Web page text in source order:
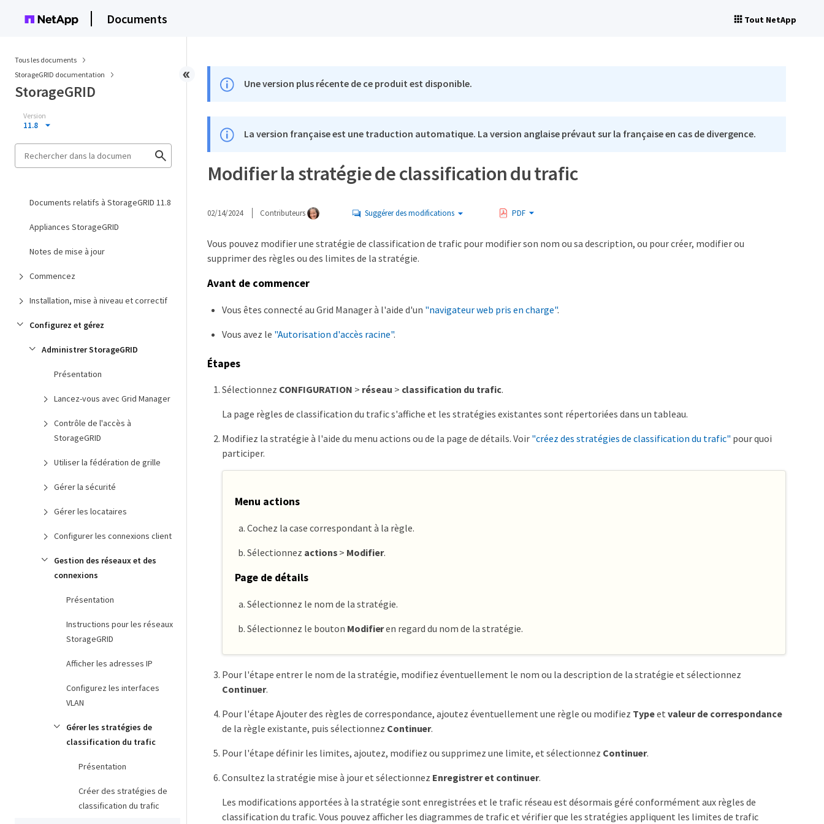
Documents Tout NetApp
Tous les documents
StorageGRID documentation
StorageGRID
Version
11.8
Documents relatifs à StorageGRID 11.8
Appliances StorageGRID
Notes de mise à jour
Commencez
Installation, mise à niveau et correctif
Configurez et gérez
Administrer StorageGRID
Présentation
Lancez-vous avec Grid Manager
Contrôle de l'accès à
StorageGRID
Utiliser la fédération de grille
Gérer la sécurité
Gérer les locataires
Configurer les connexions client
Gestion des réseaux et des
connexions
Présentation
Instructions pour les réseaux
StorageGRID
Afficher les adresses IP
Configurez les interfaces
VLAN
Gérer les stratégies de
classification du trafic
Présentation
Créer des stratégies de
classification du trafic
Une version plus récente de ce produit est disponible.
La version française est une traduction automatique. La version anglaise prévaut sur la française en cas de divergence.
Modifier la stratégie de classification du trafic
02/14/2024 Contributeurs Suggérer des modifications PDF
Vous pouvez modifier une stratégie de classification de trafic pour modifier son nom ou sa description, ou pour créer, modifier ou
supprimer des règles ou des limites de la stratégie.
Avant de commencer
Vous êtes connecté au Grid Manager à l'aide d'un "navigateur web pris en charge".
Vous avez le "Autorisation d'accès racine".
Étapes
Sélectionnez CONFIGURATION > réseau > classification du trafic.
La page règles de classification du trafic s'affiche et les stratégies existantes sont répertoriées dans un tableau.
Modifiez la stratégie à l'aide du menu actions ou de la page de détails. Voir "créez des stratégies de classification du trafic" pour quoi
participer.
Menu actions
Cochez la case correspondant à la règle.
Sélectionnez actions > Modifier.
Page de détails
Sélectionnez le nom de la stratégie.
Sélectionnez le bouton Modifieren regard du nom de la stratégie.
Pour l'étape entrer le nom de la stratégie, modifiez éventuellement le nom ou la description de la stratégie et sélectionnez
Continuer.
Pour l'étape Ajouter des règles de correspondance, ajoutez éventuellement une règle ou modifiez Typeet valeur de correspondance
de la règle existante, puis sélectionnez Continuer.
Pour l'étape définir les limites, ajoutez, modifiez ou supprimez une limite, et sélectionnez Continuer.
Consultez la stratégie mise à jour et sélectionnez Enregistrer et continuer.
Les modifications apportées à la stratégie sont enregistrées et le trafic réseau est désormais géré conformément aux règles de
classification du trafic. Vous pouvez afficher les diagrammes de trafic et vérifier que les stratégies appliquent les limites de trafic